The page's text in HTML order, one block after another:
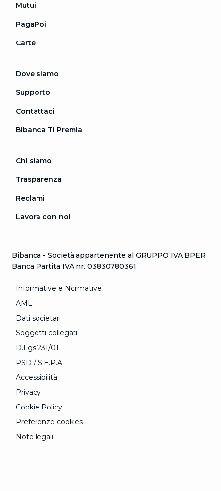
Mutui
PagaPoi
Carte
Dove siamo
Supporto
Contattaci
Bibanca Ti Premia
Chi siamo
Trasparenza
Reclami
Lavora con noi
Bibanca - Società appartenente al GRUPPO IVA BPER
Banca Partita IVA nr. 03830780361
Informative e Normative
AML
Dati societari
Soggetti collegati
D.Lgs.231/01
PSD / S.E.P.A
Accessibilità
Privacy
Cookie Policy
Preferenze cookies
Note legali